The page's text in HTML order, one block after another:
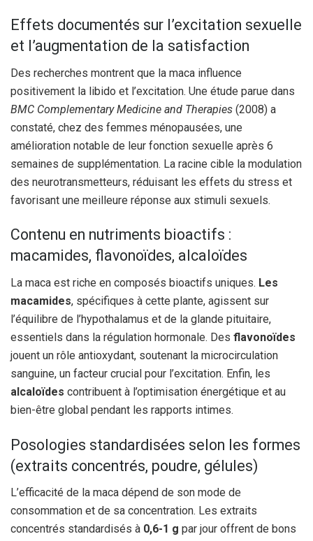
Effets documentés sur l’excitation sexuelle
et l’augmentation de la satisfaction
Des recherches montrent que la maca influence
positivement la libido et l’excitation. Une étude parue dans
BMC Complementary Medicine and Therapies (2008) a
constaté, chez des femmes ménopausées, une
amélioration notable de leur fonction sexuelle après 6
semaines de supplémentation. La racine cible la modulation
des neurotransmetteurs, réduisant les effets du stress et
favorisant une meilleure réponse aux stimuli sexuels.
Contenu en nutriments bioactifs :
macamides, flavonoïdes, alcaloïdes
La maca est riche en composés bioactifs uniques. Les
macamides, spécifiques à cette plante, agissent sur
l’équilibre de l’hypothalamus et de la glande pituitaire,
essentiels dans la régulation hormonale. Des flavonoïdes
jouent un rôle antioxydant, soutenant la microcirculation
sanguine, un facteur crucial pour l’excitation. Enfin, les
alcaloïdes contribuent à l’optimisation énergétique et au
bien-être global pendant les rapports intimes.
Posologies standardisées selon les formes
(extraits concentrés, poudre, gélules)
L’efficacité de la maca dépend de son mode de
consommation et de sa concentration. Les extraits
concentrés standardisés à 0,6-1 g par jour offrent de bons